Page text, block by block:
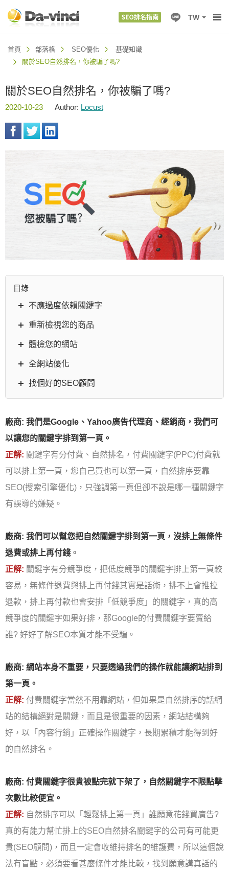
TW
首頁 部落格 SEO優化
基礎知識
關於SEO自然排名，你被騙了嗎?
關於SEO自然排名，你被騙了嗎?
2020-10-23 Author: Locust
目錄
不應過度依賴關鍵字
重新檢視您的商品
體檢您的網站
全網站優化
找個好的SEO顧問
廠商: 我們是Google、Yahoo廣告代理商、經銷商，我們可
以讓您的關鍵字排到第一頁。
正解: 關鍵字有分付費、自然排名，付費關鍵字(PPC)付費就
可以排上第一頁，您自己買也可以第一頁，自然排序要靠
SEO(搜索引擎優化)，只強調第一頁但卻不說是哪一種關鍵字
有誤導的嫌疑。
廠商: 我們可以幫您把自然關鍵字排到第一頁，沒排上無條件
退費或排上再付錢 。
正解: 關鍵字有分競爭度，把低度競爭的關鍵字排上第一頁較
容易，無條件退費與排上再付錢其實是話術，排不上會推拉
退款，排上再付款也會安排「低競爭度」的關鍵字，真的高
競爭度的關鍵字如果好排，那Google的付費關鍵字要賣給
誰? 好好了解SEO本質才能不受騙。
廠商: 網站本身不重要，只要透過我們的操作就能讓網站排到
第一頁。
正解: 付費關鍵字當然不用靠網站，但如果是自然排序的話網
站的結構絕對是關鍵，而且是很重要的因素，網站結構夠
好，以「內容行銷」正確操作關鍵字，長期累積才能得到好
的自然排名。
廠商: 付費關鍵字很貴被點完就下架了，自然關鍵字不限點擊
次數比較便宜。
正解: 自然排序可以「輕鬆排上第一頁」誰願意花錢買廣告?
真的有能力幫忙排上的SEO自然排名關鍵字的公司有可能更
貴(SEO顧問)，而且一定會收維持排名的維護費，所以這個說
法有盲點，必須要看甚麼條件才能比較，找到願意講真話的